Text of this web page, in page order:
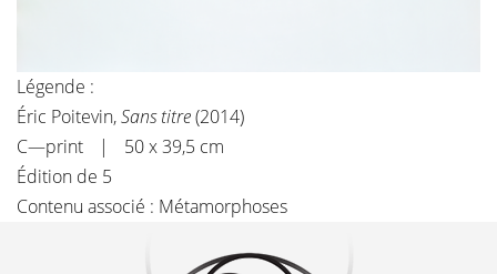
Légende :
Éric Poitevin,Sans titre(2014)
C—print | 50 x 39,5 cm
Édition de 5
Contenu associé : Métamorphoses